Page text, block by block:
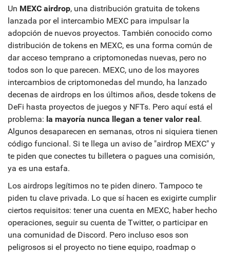
Un MEXC airdrop, una distribución gratuita de tokens
lanzada por el intercambio MEXC para impulsar la
adopción de nuevos proyectos. También conocido como
distribución de tokens en MEXC, es una forma común de
dar acceso temprano a criptomonedas nuevas, pero no
todos son lo que parecen. MEXC, uno de los mayores
intercambios de criptomonedas del mundo, ha lanzado
decenas de airdrops en los últimos años, desde tokens de
DeFi hasta proyectos de juegos y NFTs. Pero aquí está el
problema: la mayoría nunca llegan a tener valor real.
Algunos desaparecen en semanas, otros ni siquiera tienen
código funcional. Si te llega un aviso de "airdrop MEXC" y
te piden que conectes tu billetera o pagues una comisión,
ya es una estafa.
Los airdrops legítimos no te piden dinero. Tampoco te
piden tu clave privada. Lo que sí hacen es exigirte cumplir
ciertos requisitos: tener una cuenta en MEXC, haber hecho
operaciones, seguir su cuenta de Twitter, o participar en
una comunidad de Discord. Pero incluso esos son
peligrosos si el proyecto no tiene equipo, roadmap o